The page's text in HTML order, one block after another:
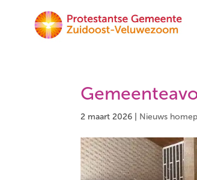
2 maart 2026 Nieuws